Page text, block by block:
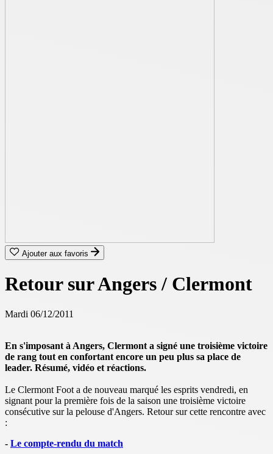
Ajouter aux favoris
Retour sur Angers / Clermont
Mardi 06/12/2011
En s'imposant à Angers, Clermont a signé une troisième victoire
de rang tout en confortant encore un peu plus sa place de
leader. Résumé, vidéo et réactions.
Le Clermont Foot a de nouveau marqué les esprits vendredi, en
signant pour la première fois de la saison une troisième victoire
consécutive sur la pelouse d'Angers. Retour sur cette rencontre avec
:
- Le compte-rendu du match